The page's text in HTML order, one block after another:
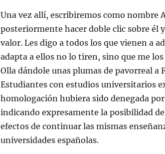
Una vez allí, escribiremos como nombre
posteriormente hacer doble clic sobre él
valor. Les digo a todos los que vienen a
adapta a ellos no lo tiren, sino que me
Olla dándole unas plumas de pavorreal a
Estudiantes con estudios universitarios
homologación hubiera sido denegada
indicando expresamente la posibilidad
efectos de continuar las mismas
universidades españolas.